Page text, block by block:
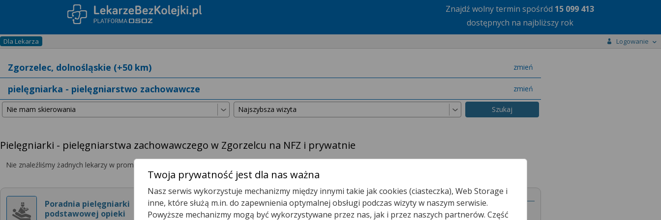
Znajdź wolny termin spośród 15 099 413
dostępnych na najbliższy rok
Dla Lekarza Logowanie
zmień
miasto
zmień
specjalizację
Pielęgniarki - pielęgniarstwa zachowawczego w Zgorzelcu na NFZ i prywatnie
Nie znaleźliśmy żadnych lekarzy w promieniu
Poradnia pielęgniarki
podstawowej opieki
Poradnia Pielęgniarki Podstawowej Opieki Zdrowotnej Zgorzelec, Ul. Lubańska 11 - 12
Twoja prywatność jest dla nas ważna
Nasz serwis wykorzystuje mechanizmy między innymi takie jak cookies (ciasteczka), Web Storage i
inne, które służą m.in. do zapewnienia optymalnej obsługi podczas wizyty w naszym serwisie.
Powyższe mechanizmy mogą być wykorzystywane przez nas, jak i przez naszych partnerów. Część